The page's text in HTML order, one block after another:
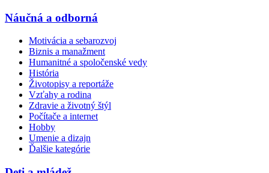
Náučná a odborná
Motivácia a sebarozvoj
Biznis a manažment
Humanitné a spoločenské vedy
História
Životopisy a reportáže
Vzťahy a rodina
Zdravie a životný štýl
Počítače a internet
Hobby
Umenie a dizajn
Ďalšie kategórie